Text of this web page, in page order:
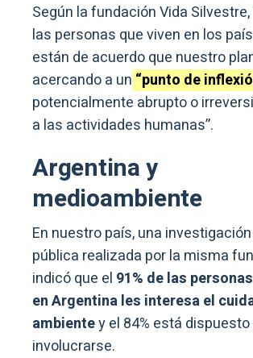
Según la fundación Vida Silvestre,
las personas que viven en los
están de acuerdo que nuestro
acercando a un “punto de
potencialmente abrupto o
a las actividades humanas”.
Argentina y
medioambiente
En nuestro país, una
pública realizada por la misma
indicó que el 91% de las
en Argentina les interesa el
ambientey el 84% está dispuesto
involucrarse.